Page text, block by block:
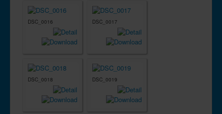
DSC_0016 DSC_0017
DSC_0018 DSC_0019